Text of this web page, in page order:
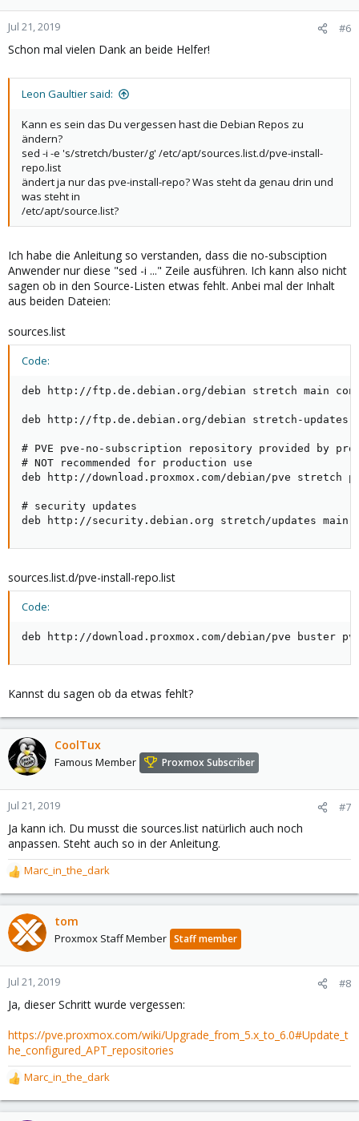
Jul 21, 2019 #6
Schon mal vielen Dank an beide Helfer!
Leon Gaultier said:
Kann es sein das Du vergessen hast die Debian Repos zu
ändern?
sed -i -e 's/stretch/buster/g' /etc/apt/sources.list.d/pve-install-
repo.list
ändert ja nur das pve-install-repo? Was steht da genau drin und
was steht in
/etc/apt/source.list?
Ich habe die Anleitung so verstanden, dass die no-subsciption
Anwender nur diese "sed -i ..." Zeile ausführen. Ich kann also nicht
sagen ob in den Source-Listen etwas fehlt. Anbei mal der Inhalt
aus beiden Dateien:
sources.list
Code:
deb http://ftp.de.debian.org/debian stretch main
deb http://ftp.de.debian.org/debian stretch-updates
# PVE pve-no-subscription repository provided by
# NOT recommended for production use
deb http://download.proxmox.com/debian/pve stretch
# security updates
deb http://security.debian.org stretch/updates main
sources.list.d/pve-install-repo.list
Code:
deb http://download.proxmox.com/debian/pve buster
Kannst du sagen ob da etwas fehlt?
CoolTux
Famous Member Proxmox Subscriber
Jul 21, 2019 #7
Ja kann ich. Du musst die sources.list natürlich auch noch
anpassen. Steht auch so in der Anleitung.
R
e
a
c
t
o
n
s
Marc_in_the_dark
tom
Proxmox Staff Member Staff member
Jul 21, 2019 #8
Ja, dieser Schritt wurde vergessen:
https://pve.proxmox.com/wiki/Upgrade_from_5.x_to_6.0#Update_t
he_configured_APT_repositories
R
e
a
Marc_in_the_dark